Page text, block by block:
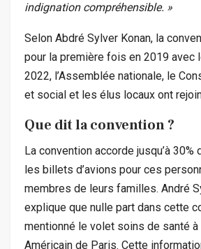
indignation compréhensible. »
Selon Abdré Sylver Konan, la
pour la première fois en 2019 avec
2022, l’Assemblée nationale, le
et social et les élus locaux ont
Que dit la convention ?
La convention accorde jusqu’à 30%
les billets d’avions pour ces
membres de leurs familles. André
explique que nulle part dans cette
mentionné le volet soins de santé à
Américain de Paris. Cette